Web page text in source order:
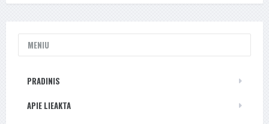
MENIU
PRADINIS
APIE LIEAKTA